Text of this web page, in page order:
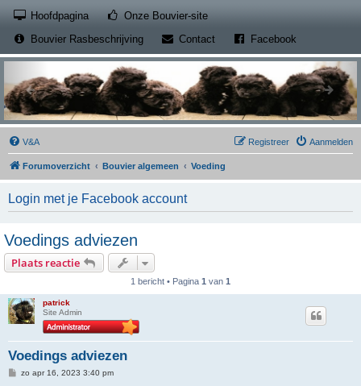
Hoofdpagina Onze Bouvier-site(Opens a new tab)
Bouvier Rasbeschrijving
Contact(Opens a new tab)
Facebook
V&A Aanmelden
Registreer
Forumoverzicht Bouvier algemeen Voeding
Login met je Facebook account
Voedings adviezen
Plaats reactie
1 bericht • Pagina 1 van 1
patrick
Site Admin
Voedings adviezen
Bzo apr 16, 2023 3:40 pm